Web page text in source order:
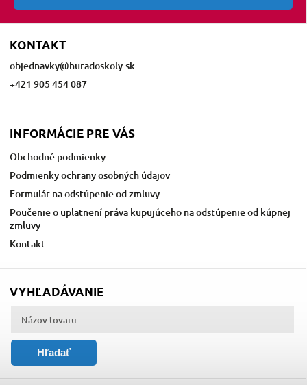
KONTAKT
objednavky@huradoskoly.sk
+421 905 454 087
INFORMÁCIE PRE VÁS
Obchodné podmienky
Podmienky ochrany osobných údajov
Formulár na odstúpenie od zmluvy
Poučenie o uplatnení práva kupujúceho na odstúpenie od kúpnej
zmluvy
Kontakt
VYHĽADÁVANIE
Hľadať